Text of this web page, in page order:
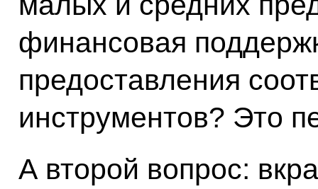
финансовая
предоставления
инструментов? Это
А второй вопрос: